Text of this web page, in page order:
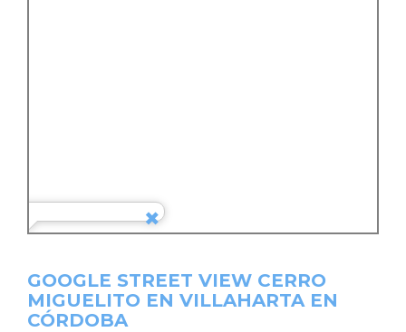
GOOGLE STREET VIEW CERRO
MIGUELITO EN VILLAHARTA EN
CÓRDOBA